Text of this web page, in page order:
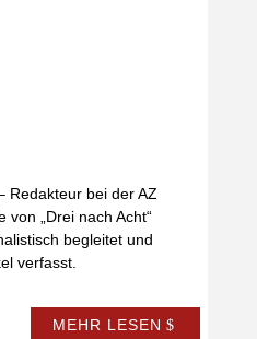
Redakteur bei der AZ
von „Drei nach Acht“
begleitet und
verfasst.
MEHR LESEN